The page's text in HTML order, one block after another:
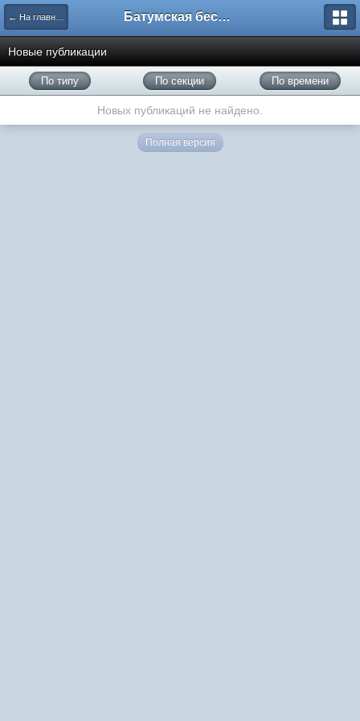
← На главную Батумская беседка
Новые публикации
По типу По секции По времени
Новых публикаций не найдено.
Полная версия